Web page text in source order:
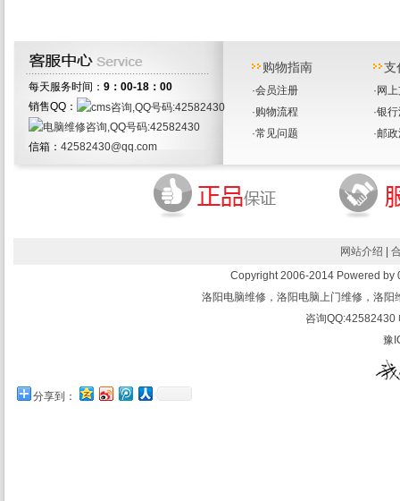
每天服务时间： 9：00-18：00
销售QQ：
信箱： 42582430@qq.com
购物指南
·会员注册
·购物流程
·常见问题
支
· 网
·银
·邮
网站介绍
Copyright 2006-2014 Powered by
洛阳电脑维修，洛阳电脑上门维修，洛
咨询
豫
分享到：